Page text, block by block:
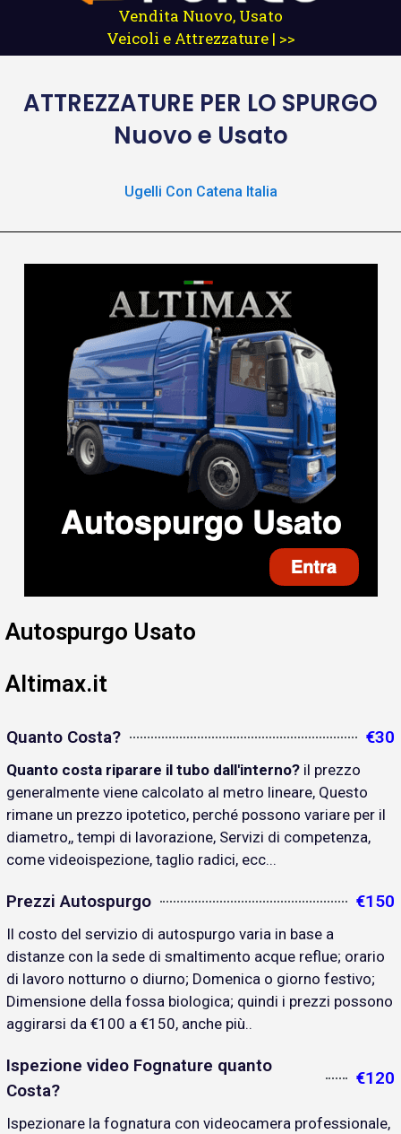
Vendita Nuovo, Usato
Veicoli e Attrezzature | >>
ATTREZZATURE PER LO SPURGO
Nuovo e Usato
Ugelli Con Catena Italia
Autospurgo Usato
Altimax.it
Quanto Costa? €30
Quanto costa riparare il tubo dall'interno? il prezzo
generalmente viene calcolato al metro lineare, Questo
rimane un prezzo ipotetico, perché possono variare per il
diametro,, tempi di lavorazione, Servizi di competenza,
come videoispezione, taglio radici, ecc...
Prezzi Autospurgo €150
Il costo del servizio di autospurgo varia in base a
distanze con la sede di smaltimento acque reflue; orario
di lavoro notturno o diurno; Domenica o giorno festivo;
Dimensione della fossa biologica; quindi i prezzi possono
aggirarsi da €100 a €150, anche più..
Ispezione video Fognature quanto
Costa?
€120
Ispezionare la fognatura con videocamera professionale,